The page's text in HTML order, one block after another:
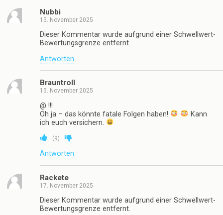
Nubbi
15. November 2025
Dieser Kommentar wurde aufgrund einer Schwellwert-
Bewertungsgrenze entfernt.
Antworten
Brauntroll
15. November 2025
@ !!!
Oh ja – das könnte fatale Folgen haben!
Kann
ich euch versichern.
(9)
Antworten
Rackete
17. November 2025
Dieser Kommentar wurde aufgrund einer Schwellwert-
Bewertungsgrenze entfernt.